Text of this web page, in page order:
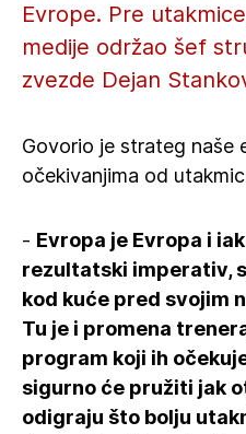
Evrope. Pre
medije održao šef
zvezde Dejan
Govorio je strateg naše
očekivanjima od
- Evropa je Evropa i
rezultatski imperativ,
kod kuće pred svojim
Tu je i promena
program koji ih
sigurno će pružiti jak
odigraju što bolju